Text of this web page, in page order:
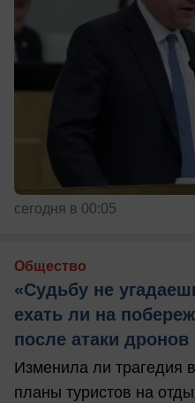
сегодня в 00:05
Общество
«Судьбу не
ехать ли на
после атаки дронов
Изменила ли трагедия
планы туристов на